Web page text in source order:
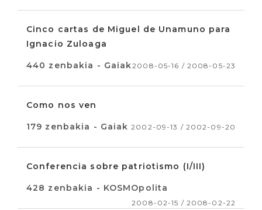
Cinco cartas de Miguel de Unamuno para
Ignacio Zuloaga
440 zenbakia - Gaiak2008-05-16 / 2008-05-23
Como nos ven
179 zenbakia - Gaiak 2002-09-13 / 2002-09-20
Conferencia sobre patriotismo (I/III)
428 zenbakia - KOSMOpolita
2008-02-15 / 2008-02-22